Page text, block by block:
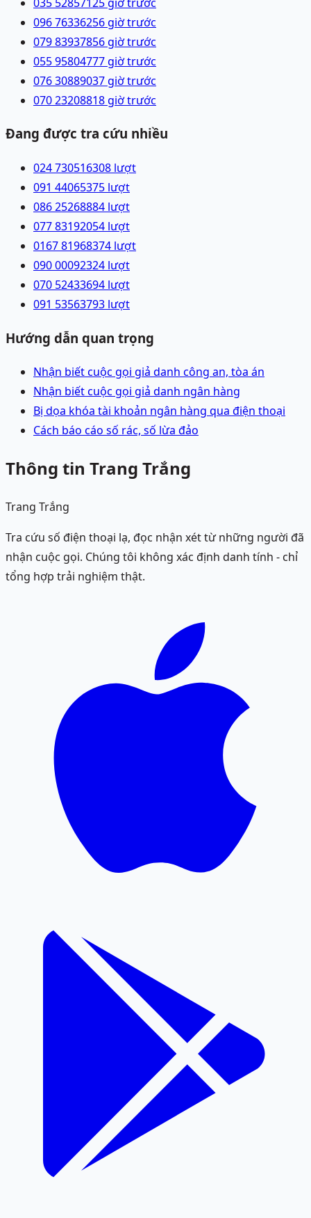
096 76336256 giờ trước
079 83937856 giờ trước
055 95804777 giờ trước
076 30889037 giờ trước
070 23208818 giờ trước
Đang được tra cứu nhiều
024 730516308 lượt
091 44065375 lượt
086 25268884 lượt
077 83192054 lượt
0167 81968374 lượt
090 00092324 lượt
070 52433694 lượt
091 53563793 lượt
Hướng dẫn quan trọng
Nhận biết cuộc gọi giả danh công an, tòa án
Nhận biết cuộc gọi giả danh ngân hàng
Bị dọa khóa tài khoản ngân hàng qua điện thoại
Cách báo cáo số rác, số lừa đảo
Thông tin Trang Trắng
Trang Trắng
Tra cứu số điện thoại lạ, đọc nhận xét từ những người đã
nhận cuộc gọi. Chúng tôi không xác định danh tính - chỉ
tổng hợp trải nghiệm thật.